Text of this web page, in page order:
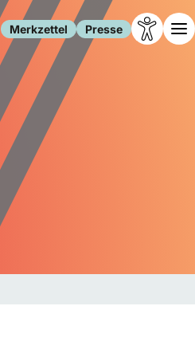
Merkzettel Presse
Gesellschaft
Forschung
Migration
Polizei